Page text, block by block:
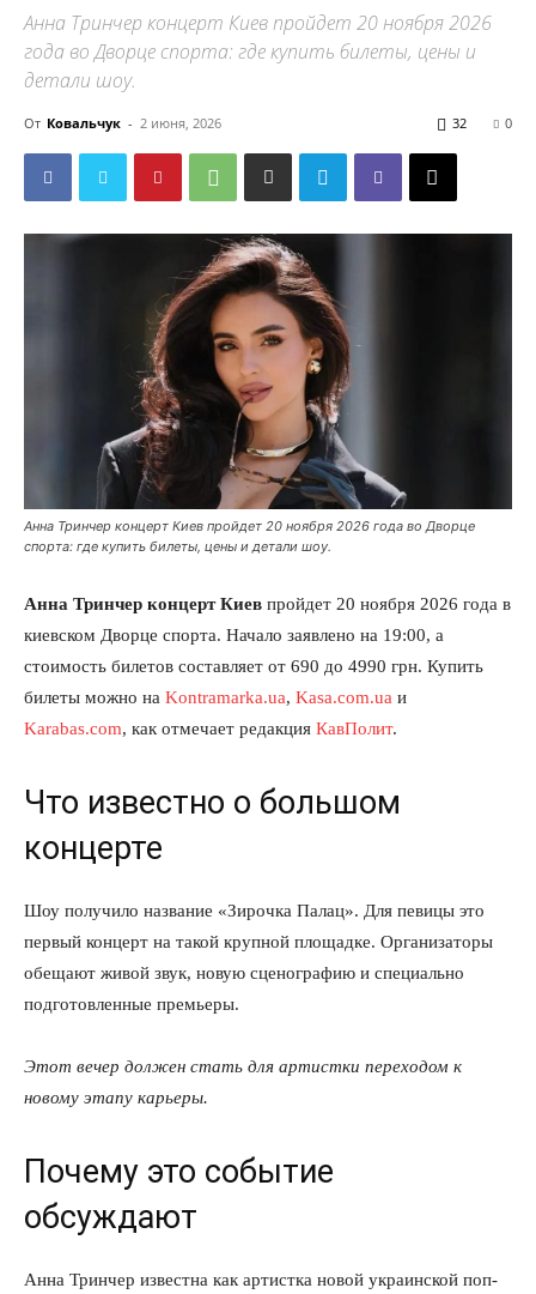
Анна Тринчер концерт Киев пройдет 20 ноября 2026
года во Дворце спорта: где купить билеты, цены и
детали шоу.
От Ковальчук - 2 июня, 2026 0
32
Анна Тринчер концерт Киев пройдет 20 ноября 2026 года во Дворце
спорта: где купить билеты, цены и детали шоу.
Анна Тринчер концерт Киев пройдет 20 ноября 2026 года в
киевском Дворце спорта. Начало заявлено на 19:00, а
стоимость билетов составляет от 690 до 4990 грн. Купить
билеты можно на Kontramarka.ua, Kasa.com.ua и
Karabas.com, как отмечает редакция КавПолит.
Что известно о большом
концерте
Шоу получило название «Зирочка Палац». Для певицы это
первый концерт на такой крупной площадке. Организаторы
обещают живой звук, новую сценографию и специально
подготовленные премьеры.
Этот вечер должен стать для артистки переходом к
новому этапу карьеры.
Почему это событие
обсуждают
Анна Тринчер известна как артистка новой украинской поп-